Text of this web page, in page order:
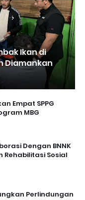
Ikan di
Diamankan
Empat SPPG
MBG
Dengan BNNK
Rehabilitasi Sosial
Perlindungan